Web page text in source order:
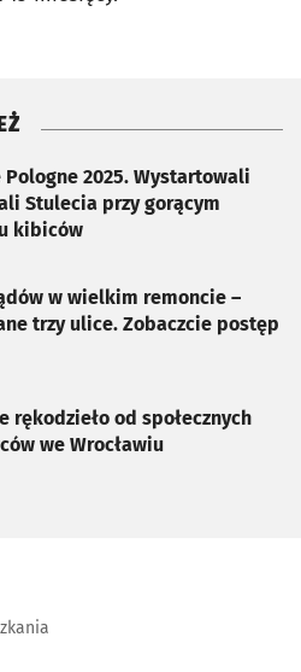
Pologne 2025. Wystartowali
Stulecia przy gorącym
kibiców
w wielkim remoncie –
trzy ulice. Zobaczcie postęp
rękodzieło od społecznych
we Wrocławiu